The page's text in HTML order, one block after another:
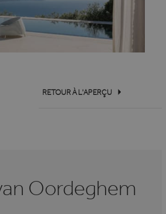
RETOUR À L'APERÇU
Oordeghem